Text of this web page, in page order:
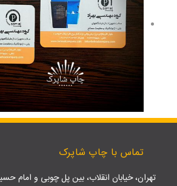
تماس با چاپ شاپرک
تهران، خیابان انقلاب، بین پل چوبی و امام